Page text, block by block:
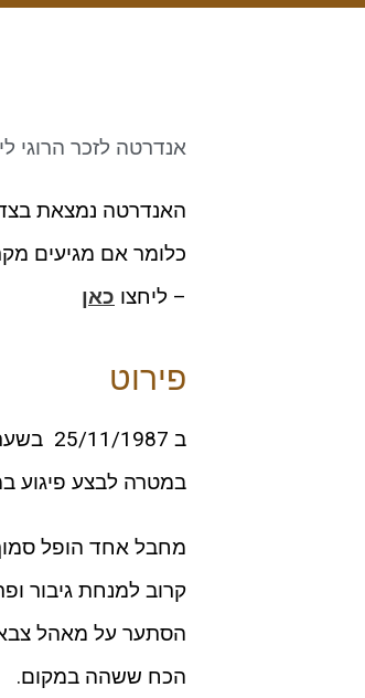
אנדרטה לזכר הרוגי ליל
– ליחצו כאן
פירוט
במטרה לבצע פיגוע
מחבל אחד הופל סמוך
קרוב למנחת גיבור
הכח ששהה במקום.